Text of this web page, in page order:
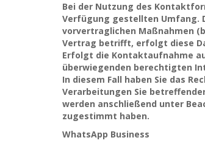
Bei der Nutzung des
Verfügung gestellten Umfang.
vorvertraglichen Maßnahmen
Vertrag betrifft, erfolgt diese
Erfolgt die Kontaktaufnahme
überwiegenden berechtigten
In diesem Fall haben Sie das
Verarbeitungen Sie
werden anschließend unter
zugestimmt haben.
WhatsApp Business